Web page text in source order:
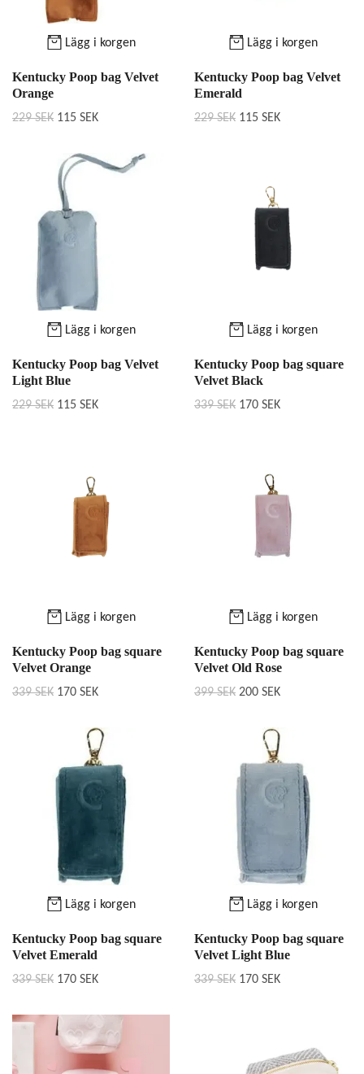
Lägg i korgen
Kentucky Poop bag Velvet
Orange
229 SEK 115 SEK
Lägg i korgen
Kentucky Poop bag Velvet
Emerald
229 SEK 115 SEK
Lägg i korgen
Kentucky Poop bag Velvet
Light Blue
229 SEK 115 SEK
Lägg i korgen
Kentucky Poop bag square
Velvet Black
339 SEK 170 SEK
Lägg i korgen
Kentucky Poop bag square
Velvet Orange
339 SEK 170 SEK
Lägg i korgen
Kentucky Poop bag square
Velvet Old Rose
399 SEK 200 SEK
Lägg i korgen
Kentucky Poop bag square
Velvet Emerald
339 SEK 170 SEK
Lägg i korgen
Kentucky Poop bag square
Velvet Light Blue
339 SEK 170 SEK